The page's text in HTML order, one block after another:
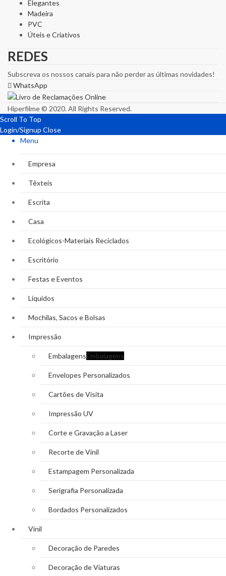
Elegantes
Madeira
PVC
Úteis e Criativos
REDES
Subscreva os nossos canais para não perder as últimas novidades!
WhatsApp
Hiperfilme © 2020. All Rights Reserved.
Scroll To Top
Login/Signup Close
Menu
Empresa
Têxteis
Escrita
Casa
Ecológicos-Materiais Reciclados
Escritório
Festas e Eventos
Líquidos
Mochilas, Sacos e Bolsas
Impressão
EmbalagensEmbalagens
Envelopes Personalizados
Cartões de Visita
Impressão UV
Corte e Gravação a Laser
Recorte de Vinil
Estampagem Personalizada
Serigrafia Personalizada
Bordados Personalizados
Vinil
Decoração de Paredes
Decoração de Viaturas